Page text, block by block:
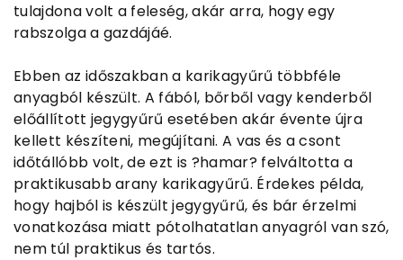
tulajdona volt a feleség, akár arra, hogy egy
rabszolga a gazdájáé.
Ebben az időszakban a karikagyűrű többféle
anyagból készült. A fából, bőrből vagy kenderből
előállított jegygyűrű esetében akár évente újra
kellett készíteni, megújítani. A vas és a csont
időtállóbb volt, de ezt is ?hamar? felváltotta a
praktikusabb arany karikagyűrű. Érdekes példa,
hogy hajból is készült jegygyűrű, és bár érzelmi
vonatkozása miatt pótolhatatlan anyagról van szó,
nem túl praktikus és tartós.